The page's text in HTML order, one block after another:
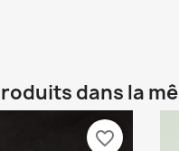
dans la
favorite_border